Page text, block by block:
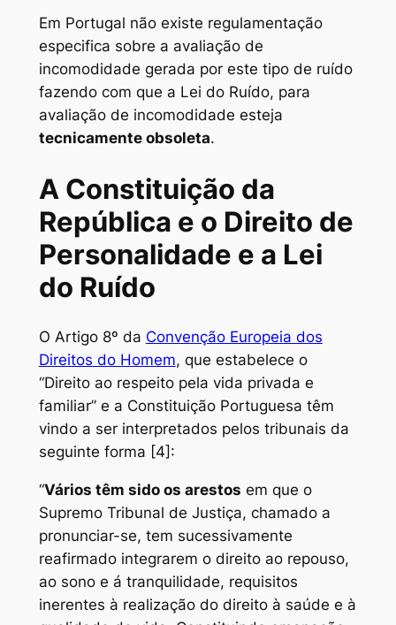
Em Portugal não existe regulamentação
especifica sobre a avaliação de
incomodidade gerada por este tipo de ruído
fazendo com que a Lei do Ruído, para
avaliação de incomodidade esteja
tecnicamente obsoleta.
A Constituição da
República e o Direito de
Personalidade e a Lei
do Ruído
O Artigo 8º da Convenção Europeia dos
Direitos do Homem, que estabelece o
“Direito ao respeito pela vida privada e
familiar” e a Constituição Portuguesa têm
vindo a ser interpretados pelos tribunais da
seguinte forma [4]:
“Vários têm sido os arestos em que o
Supremo Tribunal de Justiça, chamado a
pronunciar-se, tem sucessivamente
reafirmado integrarem o direito ao repouso,
ao sono e á tranquilidade, requisitos
inerentes à realização do direito à saúde e à